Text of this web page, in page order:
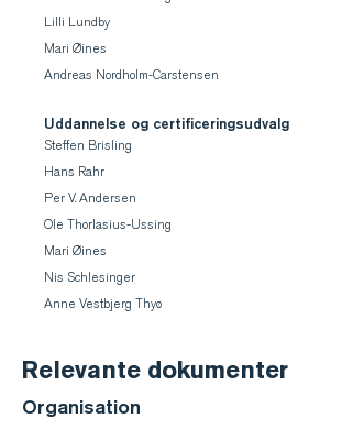
Lilli Lundby
Mari Øines
Andreas Nordholm-Carstensen
Uddannelse og certificeringsudvalg
Steffen Brisling
Hans Rahr
Per V. Andersen
Ole Thorlasius-Ussing
Mari Øines
Nis Schlesinger
Anne Vestbjerg Thyø
Relevante dokumenter
Organisation